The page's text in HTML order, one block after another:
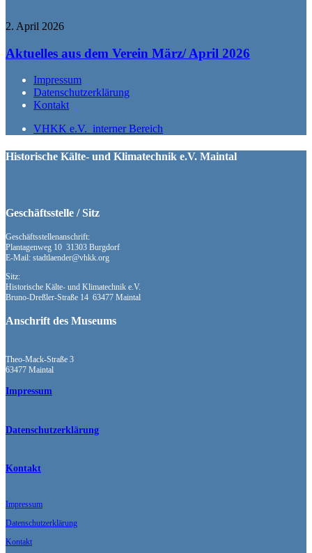
2. April 2026
Aktuelles aus dem Verein März/ April 2026
Impressum
Datenschutzerklärung
Kontakt
VHKK e.V. interner Bereich
Historische Kälte- und Klimatechnik e.V. Maintal
Geschäftsstelle / Sitz
Geschäftsstellenanschrift:
Plantagenweg 10 31303 Burgdorf
E-Mail: stadtlaender@vhkk.org
Sitz:
Historische Kälte- und Klimatechnik e.V.
Bruno-Dreßler-Straße 14 63477 Maintal
Anschrift des Museums
Theo-Mack-Straße 3
63477 Maintal
Impressum
Datenschutzerklärung
Kontakt
Impressum
Datenschutzerklärung
Kontakt